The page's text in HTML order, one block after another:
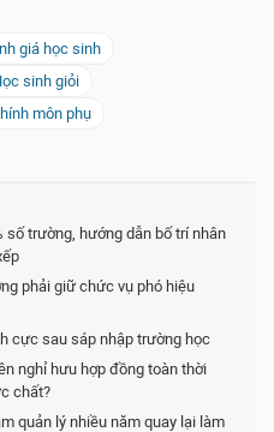
giá học sinh
sinh giỏi
môn phụ
trường, hướng dẫn bố trí nhân
phải giữ chức vụ phó hiệu
cực sau sáp nhập trường học
nghỉ hưu hợp đồng toàn thời
chất?
quản lý nhiều năm quay lại làm